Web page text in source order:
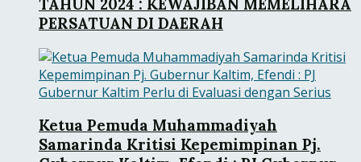
TAHUN 2024 : KEWAJIBAN MEMELIHARA
PERSATUAN DI DAERAH
Ketua Pemuda Muhammadiyah
Samarinda Kritisi Kepemimpinan Pj.